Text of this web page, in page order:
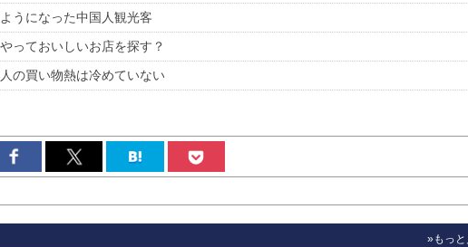
うになった中国人観光客
っておいしいお店を探す？
の買い物熱は冷めていない
»もっと